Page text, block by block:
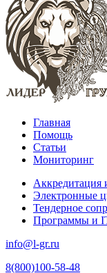
Главная
Помощь
Статьи
Мониторинг
Аккредитация
Электронные
Тендерное
Программы и
info@l-gr.ru
8(800)100-58-48